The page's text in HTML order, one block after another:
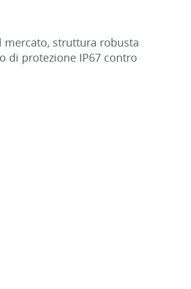
mercato, struttura robusta
di protezione IP67 contro